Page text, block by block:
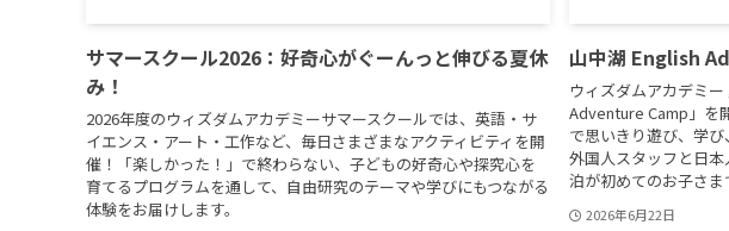
サマースクール2026：好奇心がぐーんっと伸びる夏休
み！
2026年度のウィズダムアカデミーサマースクールでは、英語・サ
イエンス・アート・工作など、毎日さまざまなアクティビティを開
催！「楽しかった！」で終わらない、子どもの好奇心や探究心を
育てるプログラムを通して、自由研究のテーマや学びにもつながる
体験をお届けします。
山中湖 English
ウィズダムアカデミ
Adventure Camp」を
で思いきり遊び、学び
外国人スタッフと日
泊が初めてのお子さま
2026年6月22日